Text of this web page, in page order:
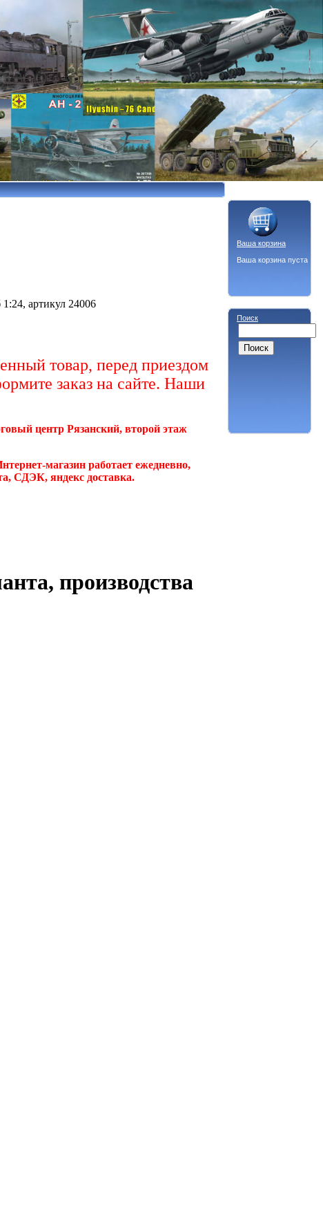
артикул 24006
товар, перед приездом
заказ на сайте. Наши
центр Рязанский, второй этаж
магазин работает ежедневно,
СДЭК, яндекс доставка.
производства
Ваша корзина
Ваша корзина пуста
Поиск